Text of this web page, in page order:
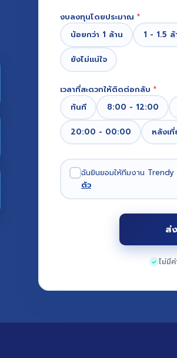
งบลงทุนโดยประมาณ*
น้อยกว่า 1 ล้าน
1 - 1.5 ล้
ยังไม่แน่ใจ
เวลาที่สะดวกให้ติดต่อกลับ*
ทันที
8:00 - 12:00
20:00 - 00:00 หลังเ
ฉันยินยอมให้ทีมงาน
ตัว
ส่
ไม่มีค่